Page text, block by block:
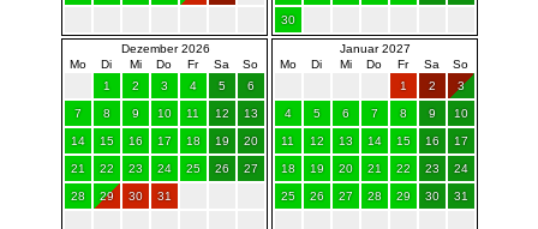
30
Dezember 2026
Mo
Di Mi Do Fr Sa
So
1
2 3 4 5 6
7 8 9 10 11 12 13
14 15 16 17 18 19 20
21 22 23 24 25 26 27
28 29 30 31
Januar 2027
Mo
Di Mi Do Fr Sa
So
1
2 3
4 5 6 7 8 9 10
11 12 13 14 15 16 17
18 19 20 21 22 23 24
25 26 27 28 29 30 31